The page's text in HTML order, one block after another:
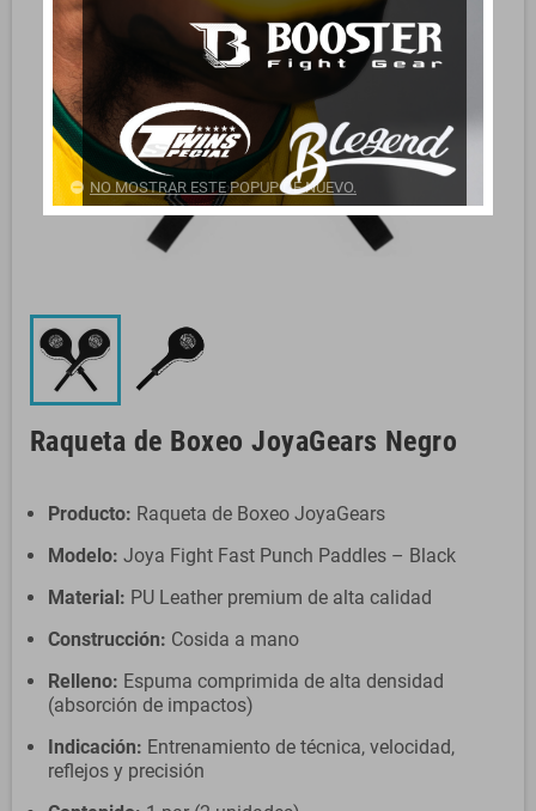
Raqueta de Boxeo JoyaGears Negro
Producto: Raqueta de Boxeo JoyaGears
Modelo: Joya Fight Fast Punch Paddles – Black
Material: PU Leather premium de alta calidad
Construcción: Cosida a mano
Relleno: Espuma comprimida de alta densidad
(absorción de impactos)
Indicación: Entrenamiento de técnica, velocidad,
reflejos y precisión
NO MOSTRAR ESTE POPUP DE NUEVO.